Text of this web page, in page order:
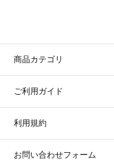
商品カテゴリ
ご利用ガイド
利用規約
お問い合わせフォーム